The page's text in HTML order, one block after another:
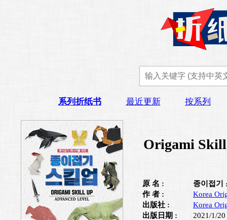
系列折纸书 最近更新 按系列
Origami
原 名 :
종이접기
作 者 :
Korea
出版社 :
Korea
出版日期 :
2021/1/20